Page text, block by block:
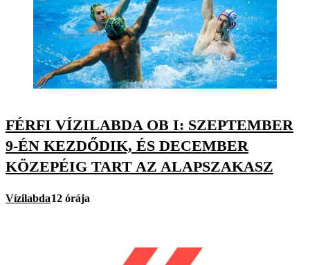
FÉRFI VÍZILABDA OB I: SZEPTEMBER
9-ÉN KEZDŐDIK, ÉS DECEMBER
KÖZEPÉIG TART AZ ALAPSZAKASZ
Vízilabda12 órája